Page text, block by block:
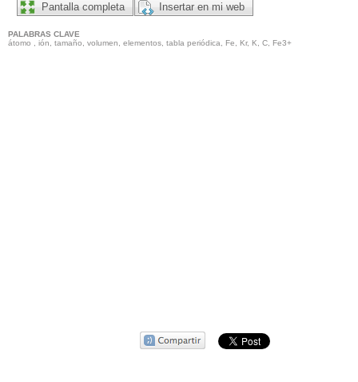
Pantalla completa Insertar en mi web
PALABRAS CLAVE
átomo , ión, tamaño, volumen, elementos, tabla periódica, Fe, Kr, K, C, Fe3+